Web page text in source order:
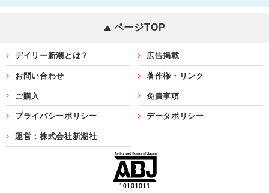
ページTOP
デイリー新潮とは？ 広告掲載
お問い合わせ 著作権・リンク
ご購入 免責事項
プライバシーポリシー データポリシー
運営：株式会社新潮社